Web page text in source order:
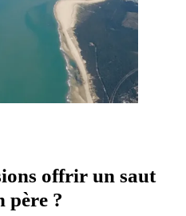
offrir un saut
père ?